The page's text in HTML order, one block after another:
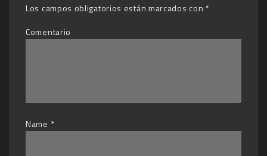
Los campos obligatorios están marcados con *
Comentario
Name *